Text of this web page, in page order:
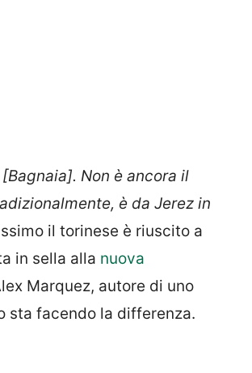
[Bagnaia]. Non è ancora il
è da Jerez in
il torinese è riuscito a
in sella alla nuova
Marquez, autore di uno
sta facendo la differenza.